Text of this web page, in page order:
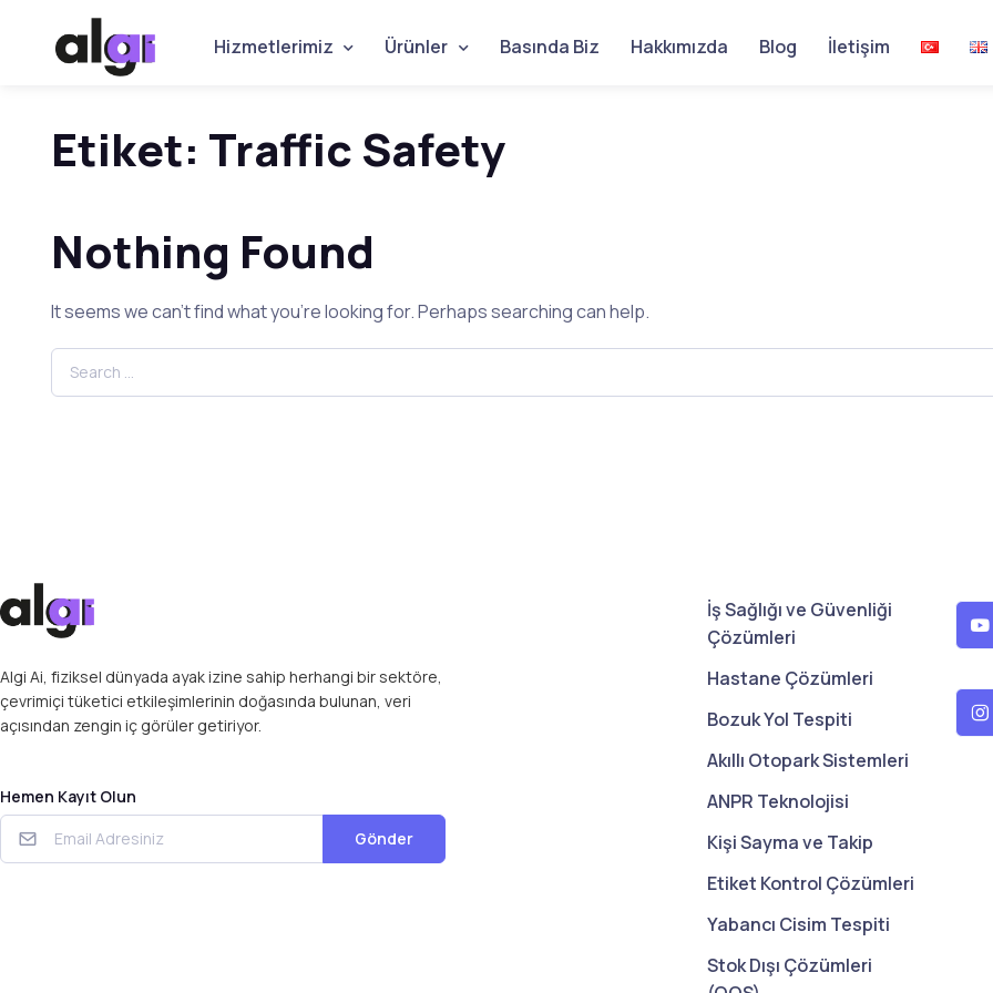
Hizmetlerimiz Ürünler Basında Biz Hakkımızda Blog İletişim
Etiket: Traffic Safety
Nothing Found
It seems we can’t find what you’re looking for. Perhaps searching can help.
Algi Ai, fiziksel dünyada ayak izine sahip herhangi bir sektöre,
çevrimiçi tüketici etkileşimlerinin doğasında bulunan, veri
açısından zengin iç görüler getiriyor.
Hemen Kayıt Olun
Gönder
İş Sağlığı ve Güvenliği
Çözümleri
Hastane Çözümleri
Bozuk Yol Tespiti
Akıllı Otopark Sistemleri
ANPR Teknolojisi
Kişi Sayma ve Takip
Etiket Kontrol Çözümleri
Yabancı Cisim Tespiti
Stok Dışı Çözümleri